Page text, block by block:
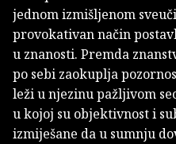
jednom izmišljenom
provokativan način
u znanosti. Premda
po sebi zaokuplja
leži u njezinu pažljivom
u kojoj su objektivnost i
izmiješane da u sumnju